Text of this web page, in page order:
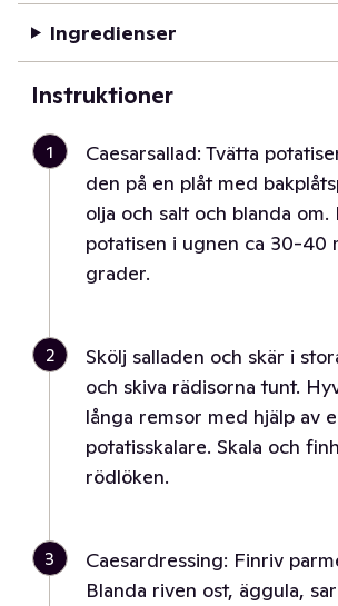
Ingredienser
Instruktioner
1
Caesarsallad: Tvätta
den på en plåt med
olja och salt och blanda om.
potatisen i ugnen ca 30-40
grader.
2
Skölj salladen och skär i
och skiva rädisorna tunt.
långa remsor med hjälp av
potatisskalare. Skala och
rödlöken.
3
Caesardressing: Finriv
Blanda riven ost, äggula,